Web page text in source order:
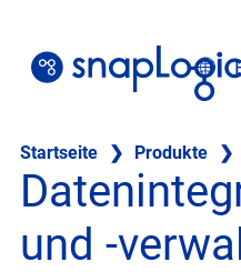
springen
Startseite ❯ Produkte ❯
und -